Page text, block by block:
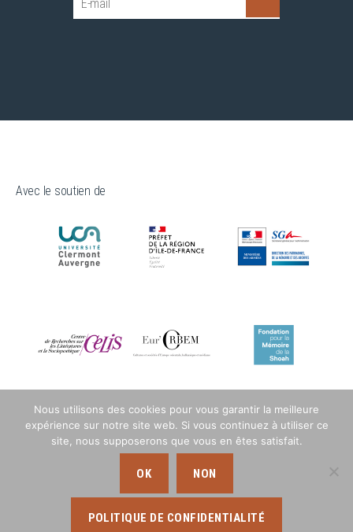
Avec le soutien de
Nous utilisons des cookies pour vous garantir la meilleure
expérience sur notre site web. Si vous continuez à utiliser ce
site, nous supposerons que vous en êtes satisfait.
OK NON
POLITIQUE DE CONFIDENTIALITÉ